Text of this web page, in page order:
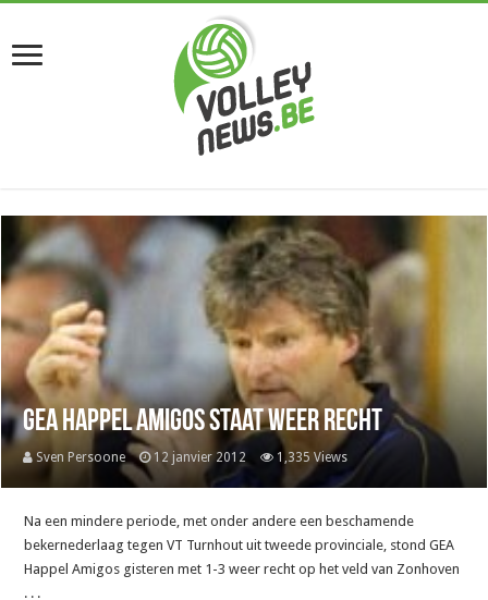
GEA Happel Amigos staat weer recht
Sven Persoone 12 janvier 2012 1,335 Views
Na een mindere periode, met onder andere een beschamende
bekernederlaag tegen VT Turnhout uit tweede provinciale, stond GEA
Happel Amigos gisteren met 1-3 weer recht op het veld van Zonhoven
. . .